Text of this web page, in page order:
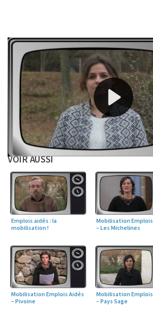
Références
Télécharger la vidéo
Fiche technique
VOIR AUSSI
Emplois aidés : la
mobilisation !
Mobilisation
– Les Michelines
Mobilisation Emplois Aidés
– Pivoine
Mobilisation
– Pays Sage